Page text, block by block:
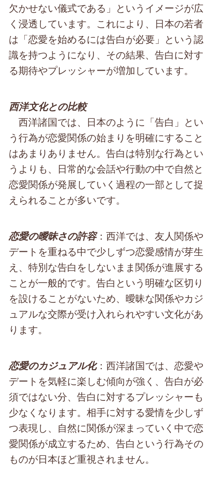
欠かせない儀式である」というイメージが広
く浸透しています。これにより、日本の若者
は「恋愛を始めるには告白が必要」という認
識を持つようになり、その結果、告白に対す
る期待やプレッシャーが増加しています。
西洋文化との比較
西洋諸国では、日本のように「告白」とい
う行為が恋愛関係の始まりを明確にすること
はあまりありません。告白は特別な行為とい
うよりも、日常的な会話や行動の中で自然と
恋愛関係が発展していく過程の一部として捉
えられることが多いです。
恋愛の曖昧さの許容：西洋では、友人関係や
デートを重ねる中で少しずつ恋愛感情が芽生
え、特別な告白をしないまま関係が進展する
ことが一般的です。告白という明確な区切り
を設けることがないため、曖昧な関係やカジ
ュアルな交際が受け入れられやすい文化があ
ります。
恋愛のカジュアル化：西洋諸国では、恋愛や
デートを気軽に楽しむ傾向が強く、告白が必
須ではない分、告白に対するプレッシャーも
少なくなります。相手に対する愛情を少しず
つ表現し、自然に関係が深まっていく中で恋
愛関係が成立するため、告白という行為その
ものが日本ほど重視されません。